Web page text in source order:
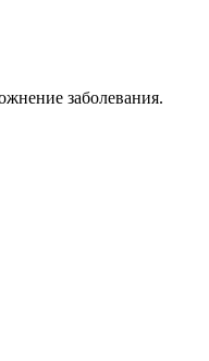
заболевания.